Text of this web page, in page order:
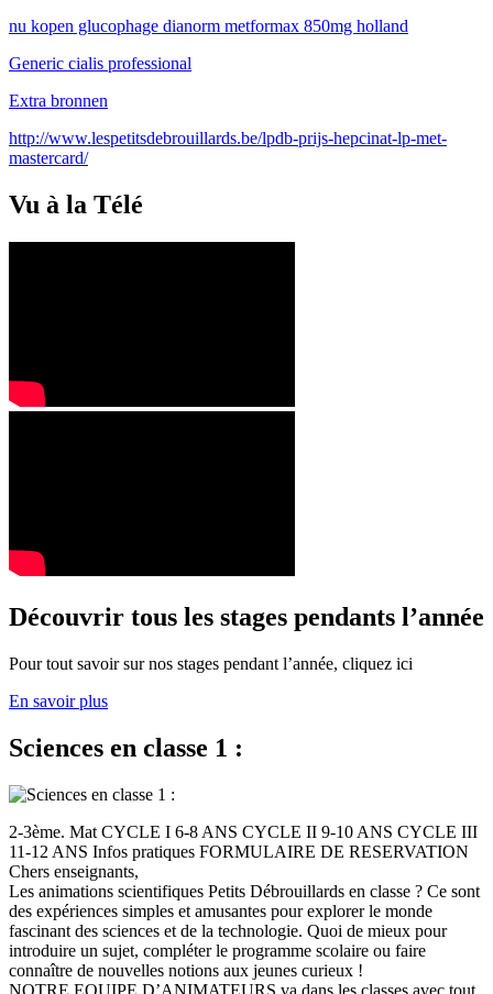
nu kopen glucophage dianorm metformax 850mg holland
Generic cialis professional
Extra bronnen
http://www.lespetitsdebrouillards.be/lpdb-prijs-hepcinat-lp-met-
mastercard/
Vu à la Télé
Découvrir tous les stages pendants l’année
Pour tout savoir sur nos stages pendant l’année, cliquez ici
En savoir plus
Sciences en classe 1 :
2-3ème. Mat CYCLE I 6-8 ANS CYCLE II 9-10 ANS CYCLE III
11-12 ANS Infos pratiques FORMULAIRE DE RESERVATION
Chers enseignants,
Les animations scientifiques Petits Débrouillards en classe ? Ce sont
des expériences simples et amusantes pour explorer le monde
fascinant des sciences et de la technologie. Quoi de mieux pour
introduire un sujet, compléter le programme scolaire ou faire
connaître de nouvelles notions aux jeunes curieux !
NOTRE EQUIPE D’ANIMATEURS va dans les classes avec tout